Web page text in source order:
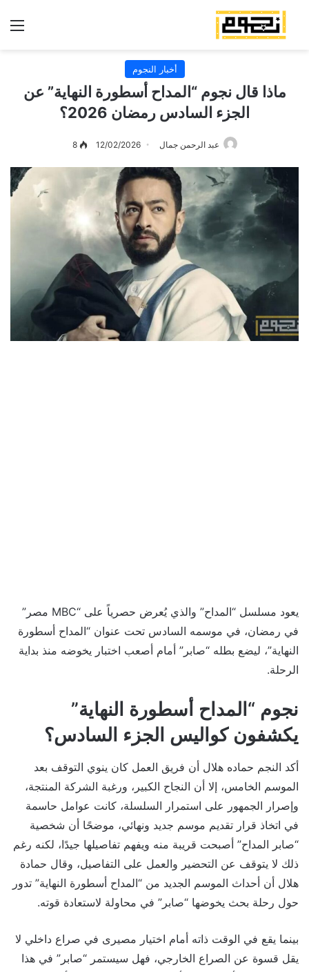
أخبار النجوم
ماذا قال نجوم “المداح أسطورة النهاية” عن
الجزء السادس رمضان 2026؟
عبد الرحمن جمال 12/02/2026
8
يعود مسلسل “المداح” والذي يُعرض حصرياً على “MBC مصر”
في رمضان، في موسمه السادس تحت عنوان “المداح أسطورة
النهاية”، ليضع بطله “صابر” أمام أصعب اختبار يخوضه منذ بداية
الرحلة.
نجوم “المداح أسطورة النهاية”
يكشفون كواليس الجزء السادس؟
أكد النجم حماده هلال أن فريق العمل كان ينوي التوقف بعد
الموسم الخامس، إلا أن النجاح الكبير، ورغبة الشركة المنتجة،
وإصرار الجمهور على استمرار السلسلة، كانت عوامل حاسمة
في اتخاذ قرار تقديم موسم جديد ونهائي، موضحًا أن شخصية
“صابر المداح” أصبحت قريبة منه ويفهم تفاصيلها جيدًا، لكنه رغم
ذلك لا يتوقف عن التحضير والعمل على التفاصيل، وقال حمادة
هلال أن أحداث الموسم الجديد من “المداح أسطورة النهاية” تدور
حول رحلة بحث يخوضها “صابر” في محاولة لاستعادة قوته.
بينما يقع في الوقت ذاته أمام اختيار مصيرى في صراع داخلي لا
يقل قسوة عن الصراع الخارجي، فهل سيستمر “صابر” في هذا